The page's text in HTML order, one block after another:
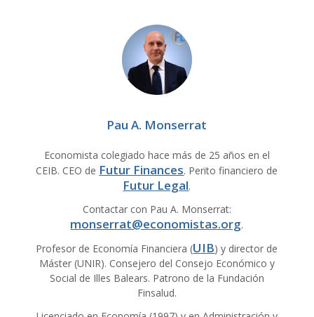
Pau A. Monserrat
Economista colegiado hace más de 25 años en el
CEIB. CEO de Futur Finances. Perito financiero de
Futur Legal.
Contactar con Pau A. Monserrat:
monserrat@economistas.org.
Profesor de Economía Financiera (UIB) y director de
Máster (UNIR). Consejero del Consejo Económico y
Social de Illes Balears. Patrono de la Fundación
Finsalud.